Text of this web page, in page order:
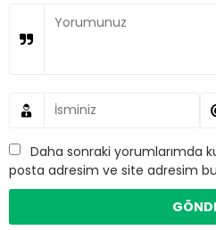
Daha sonraki yorumlarımda
posta adresim ve site adresim